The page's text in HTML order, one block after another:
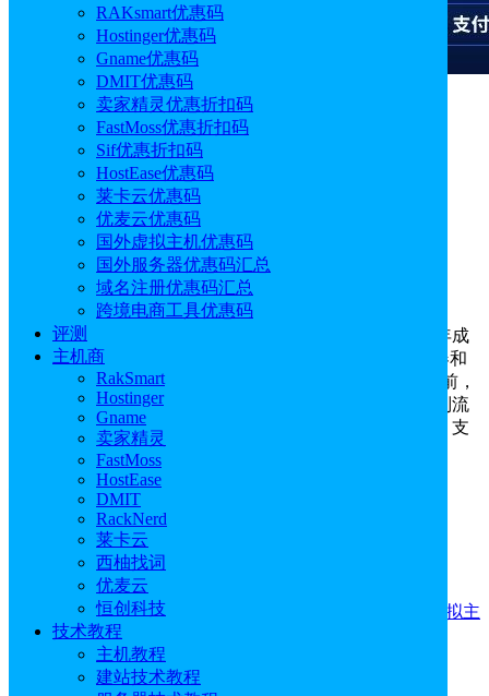
RAKsmart优惠码
Hostinger优惠码
Gname优惠码
DMIT优惠码
卖家精灵优惠折扣码
FastMoss优惠折扣码
Sif优惠折扣码
HostEase优惠码
莱卡云优惠码
优麦云优惠码
国外虚拟主机优惠码
国外服务器优惠码汇总
域名注册优惠码汇总
跨境电商工具优惠码
评测
主机商
RakSmart
Hostinger
Gname
卖家精灵
FastMoss
HostEase
DMIT
RackNerd
莱卡云
西柚找词
优麦云
恒创科技
技术教程
主机教程
建站技术教程
HyperHost
云主机VPS 虚拟主机 美国主机
2025/12/02
28赞
主机商介绍
：HyperHost是一家知名乌克兰主机商，2008年成
立。HyperHost主要提供虚拟主机、VPS主机、独立服务器和
域名注册等综合IDC业务产品，特色是乌克兰服务器。目前，
HyperHost在乌克兰、荷兰等地区均设有机房运行，不限制流
量，支持windows 2008、2012、2016等180天试用版系统，支
：乌克兰、荷兰、美国、非洲和亚洲等
：信用卡、Paypal、支付宝
HyperHost优惠码：暂无
访问官网 更多优惠 国外服务器
十大美国虚拟主
购买指引